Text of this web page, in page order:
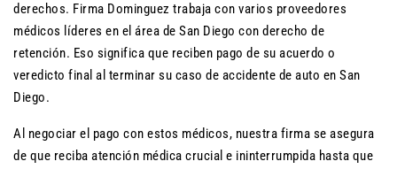
derechos. Firma Dominguez trabaja con varios proveedores
médicos líderes en el área de San Diego con derecho de
retención. Eso significa que reciben pago de su acuerdo o
veredicto final al terminar su caso de accidente de auto en San
Diego.
Al negociar el pago con estos médicos, nuestra firma se asegura
de que reciba atención médica crucial e ininterrumpida hasta que